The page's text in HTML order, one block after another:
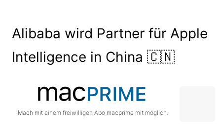
Alibaba wird Partner für Apple
Intelligence in China 🇨🇳
Mach mit einem freiwilligen Abo macprime mit möglich.